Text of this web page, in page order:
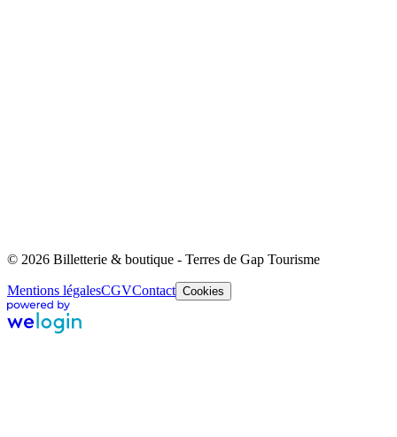
© 2026 Billetterie & boutique - Terres de Gap Tourisme
Mentions légalesCGVContact Cookies